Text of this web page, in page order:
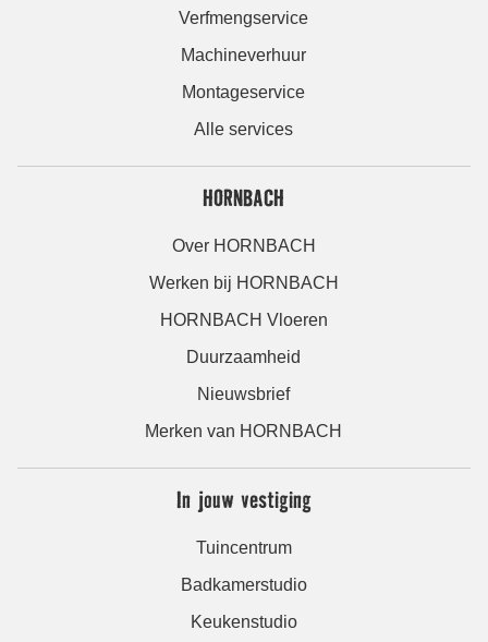
Verfmengservice
Machineverhuur
Montageservice
Alle services
HORNBACH
Over HORNBACH
Werken bij HORNBACH
HORNBACH Vloeren
Duurzaamheid
Nieuwsbrief
Merken van HORNBACH
In jouw vestiging
Tuincentrum
Badkamerstudio
Keukenstudio